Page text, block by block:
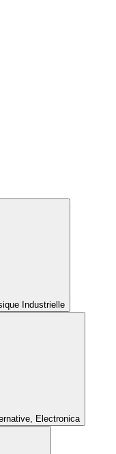
Industrielle
Electronica